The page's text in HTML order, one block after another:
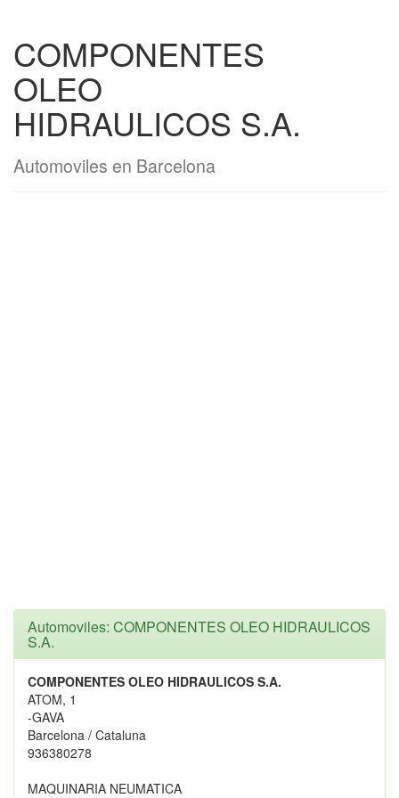
COMPONENTES
OLEO
HIDRAULICOS S.A.
Automoviles en Barcelona
Automoviles: COMPONENTES OLEO HIDRAULICOS
S.A.
COMPONENTES OLEO HIDRAULICOS S.A.
ATOM, 1
-GAVA
Barcelona / Cataluna
936380278
MAQUINARIA NEUMATICA